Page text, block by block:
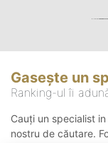
Gasește un
Ranking-ul îi
Cauți un specialist
nostru de căutare.